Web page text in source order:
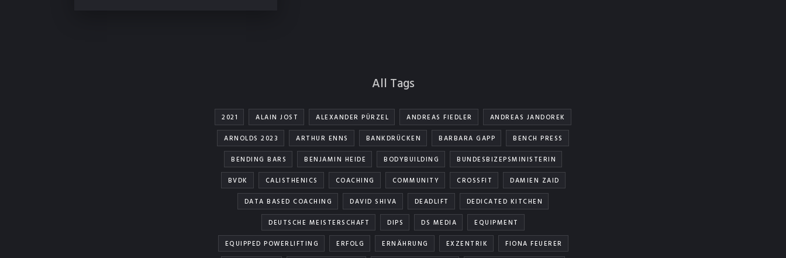
All Tags
2021 ALAIN JOST ALEXANDER PÜRZEL ANDREAS FIEDLER
ANDREAS JANDOREK
ARNOLDS 2023
ARTHUR ENNS BANKDRÜCKEN BARBARA GAPP
BENCH PRESS
BENDING BARS
BENJAMIN HEIDE BODYBUILDING
BUNDESBIZEPSMINISTERIN
BVDK
CALISTHENICS COACHING COMMUNITY CROSSFIT
DAMIEN ZAID
DATA BASED COACHING
DAVID SHIVA DEADLIFT
DEDICATED KITCHEN
DEUTSCHE MEISTERSCHAFT
DIPS DS MEDIA
EQUIPMENT
EQUIPPED POWERLIFTING
ERFOLG ERNÄHRUNG EXZENTRIK
FIONA FEUERER